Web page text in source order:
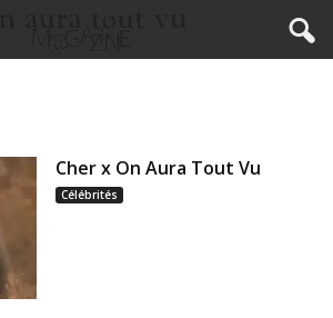
Cher x On Aura Tout Vu
Célébrités